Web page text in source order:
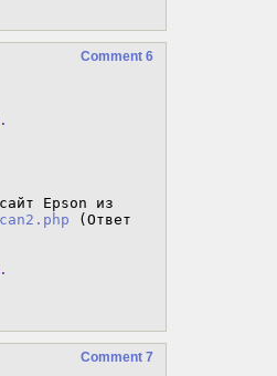
Comment 6
Epson из
(Ответ
Comment 7